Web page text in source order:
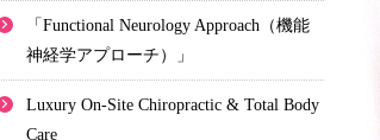
「Functional Neurology Approach（機能
神経学アプローチ）」
Luxury On-Site Chiropractic & Total Body
Care